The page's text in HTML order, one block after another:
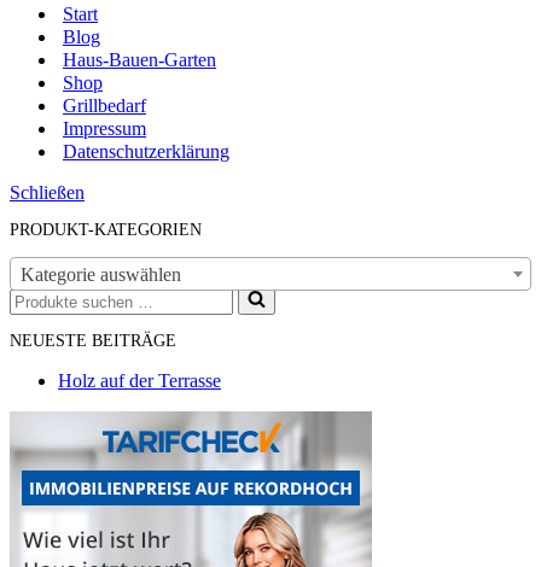
Start
Blog
Haus-Bauen-Garten
Shop
Grillbedarf
Impressum
Datenschutzerklärung
Schließen
PRODUKT-KATEGORIEN
Kategorie auswählen
Suchen
nach …
NEUESTE BEITRÄGE
Holz auf der Terrasse